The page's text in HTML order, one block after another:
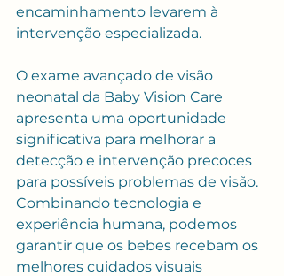
encaminhamento levarem à
intervenção especializada.
O exame avançado de visão
neonatal da Baby Vision Care
apresenta uma oportunidade
significativa para melhorar a
detecção e intervenção precoces
para possíveis problemas de visão.
Combinando tecnologia e
experiência humana, podemos
garantir que os bebes recebam os
melhores cuidados visuais